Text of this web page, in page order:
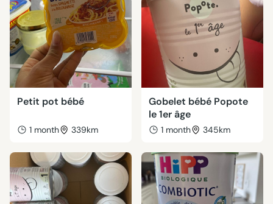
Petit pot bébé
1 month 339km
Gobelet bébé Popote
le 1er âge
1 month 345km